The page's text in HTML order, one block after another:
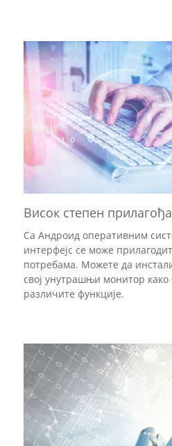
Висок степен
Са Андроид оперативним
интерфејс се може
потребама. Можете да
свој унутрашњи монитор како
различите функције.